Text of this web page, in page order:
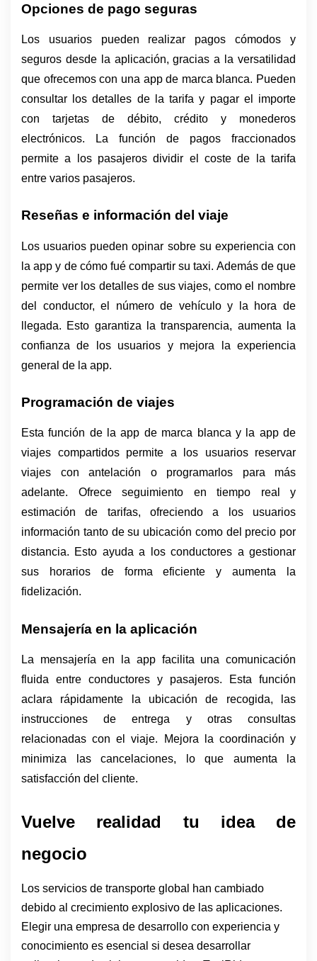
Opciones de pago seguras
Los usuarios pueden realizar pagos cómodos y
seguros desde la aplicación, gracias a la versatilidad
que ofrecemos con una app de marca blanca. Pueden
consultar los detalles de la tarifa y pagar el importe
con tarjetas de débito, crédito y monederos
electrónicos. La función de pagos fraccionados
permite a los pasajeros dividir el coste de la tarifa
entre varios pasajeros.
Reseñas e información del viaje
Los usuarios pueden opinar sobre su experiencia con
la app y de cómo fué compartir su taxi. Además de que
permite ver los detalles de sus viajes, como el nombre
del conductor, el número de vehículo y la hora de
llegada. Esto garantiza la transparencia, aumenta la
confianza de los usuarios y mejora la experiencia
general de la app.
Programación de viajes
Esta función de la app de marca blanca y la app de
viajes compartidos permite a los usuarios reservar
viajes con antelación o programarlos para más
adelante. Ofrece seguimiento en tiempo real y
estimación de tarifas, ofreciendo a los usuarios
información tanto de su ubicación como del precio por
distancia. Esto ayuda a los conductores a gestionar
sus horarios de forma eficiente y aumenta la
fidelización.
Mensajería en la aplicación
La mensajería en la app facilita una comunicación
fluida entre conductores y pasajeros. Esta función
aclara rápidamente la ubicación de recogida, las
instrucciones de entrega y otras consultas
relacionadas con el viaje. Mejora la coordinación y
minimiza las cancelaciones, lo que aumenta la
satisfacción del cliente.
Vuelve realidad tu idea de
negocio
Los servicios de transporte global han cambiado
debido al crecimiento explosivo de las aplicaciones.
Elegir una empresa de desarrollo con experiencia y
conocimiento es esencial si desea desarrollar